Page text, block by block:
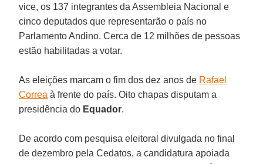
vice, os 137 integrantes da Assembleia Nacional e
cinco deputados que representarão o país no
Parlamento Andino. Cerca de 12 milhões de pessoas
estão habilitadas a votar.
As eleições marcam o fim dos dez anos de Rafael
Correa à frente do país. Oito chapas disputam a
presidência do Equador.
De acordo com pesquisa eleitoral divulgada no final
de dezembro pela Cedatos, a candidatura apoiada